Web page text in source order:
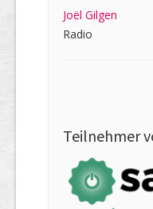
Joël Gilgen
Radio
Teilnehmer